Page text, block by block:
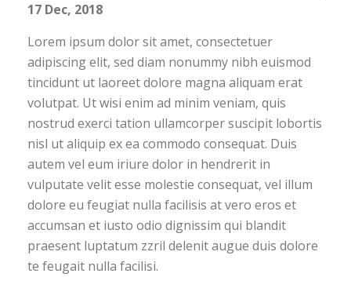
17 Dec, 2018
Lorem ipsum dolor sit amet, consectetuer
adipiscing elit, sed diam nonummy nibh euismod
tincidunt ut laoreet dolore magna aliquam erat
volutpat. Ut wisi enim ad minim veniam, quis
nostrud exerci tation ullamcorper suscipit lobortis
nisl ut aliquip ex ea commodo consequat. Duis
autem vel eum iriure dolor in hendrerit in
vulputate velit esse molestie consequat, vel illum
dolore eu feugiat nulla facilisis at vero eros et
accumsan et iusto odio dignissim qui blandit
praesent luptatum zzril delenit augue duis dolore
te feugait nulla facilisi.